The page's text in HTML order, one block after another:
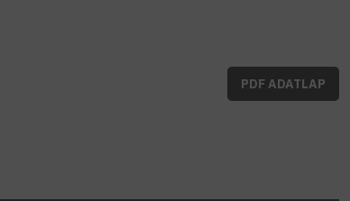
PDF ADATLAP